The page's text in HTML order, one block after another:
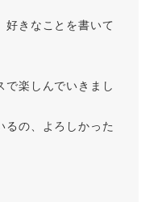
好きなことを書いて
で楽しんでいきまし
るの、よろしかった